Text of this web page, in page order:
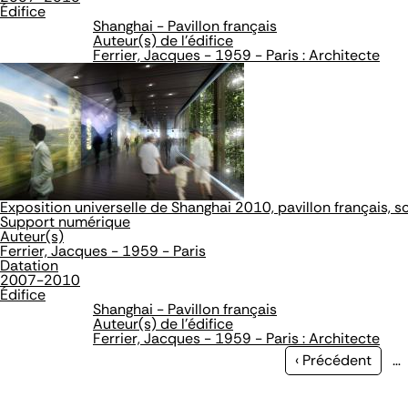
Édifice
Shanghai - Pavillon français
Auteur(s) de l'édifice
Ferrier, Jacques - 1959 - Paris : Architecte
Exposition universelle de Shanghai 2010, pavillon français,
Support numérique
Auteur(s)
Ferrier, Jacques - 1959 - Paris
Datation
2007-2010
Édifice
Shanghai - Pavillon français
Auteur(s) de l'édifice
Ferrier, Jacques - 1959 - Paris : Architecte
Page
‹ Précédent …